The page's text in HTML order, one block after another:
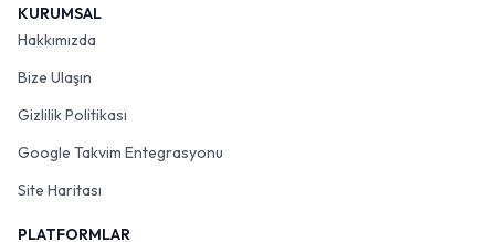
KURUMSAL
Hakkımızda
Bize Ulaşın
Gizlilik Politikası
Google Takvim Entegrasyonu
Site Haritası
PLATFORMLAR